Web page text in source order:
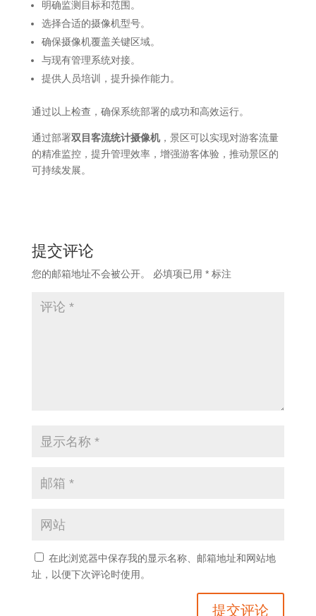
明确监测目标和范围。
选择合适的摄像机型号。
确保摄像机覆盖关键区域。
与现有管理系统对接。
提供人员培训，提升操作能力。
通过以上检查，确保系统部署的成功和高效运行。​
通过部署双目客流统计摄像机，景区可以实现对游客流量
的精准监控，提升管理效率，增强游客体验，推动景区的
可持续发展。
提交评论
您的邮箱地址不会被公开。 必填项已用 *标注
在此浏览器中保存我的显示名称、邮箱地址和网站地
址，以便下次评论时使用。